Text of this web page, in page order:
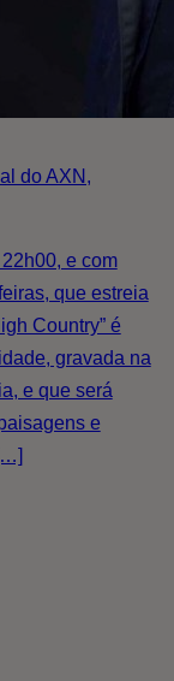
do AXN,
e com
que estreia
Country” é
gravada na
e que será
e